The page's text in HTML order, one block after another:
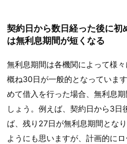
契約日から数日経った後に初
は無利息期間が短くなる
無利息期間は各機関によって様々
概ね30日が一般的となっていま
めて借入を行った場合、無利息
しょう。例えば、契約日から3日
ば、残り27日が無利息期間とな
ようにも思いますが、計画的に